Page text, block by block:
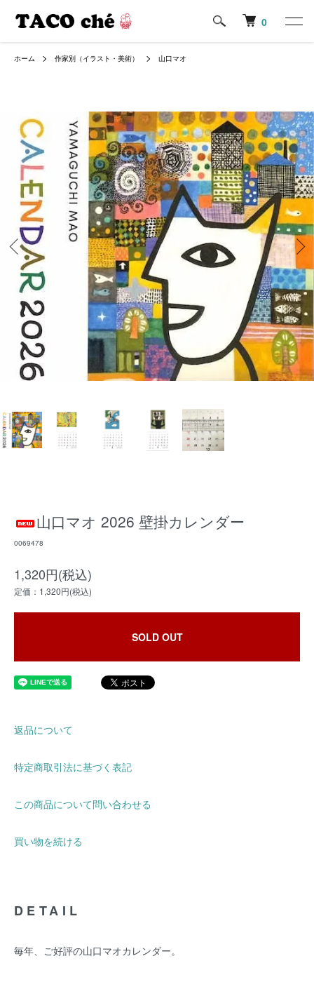
0
ホーム 作家別（イラスト・美術） 山口マオ
山口マオ 2026 壁掛カレンダー
0069478
1,320円(税込)
定価：1,320円(税込)
SOLD OUT
返品について
特定商取引法に基づく表記
この商品について問い合わせる
買い物を続ける
DETAIL
毎年、ご好評の山口マオカレンダー。